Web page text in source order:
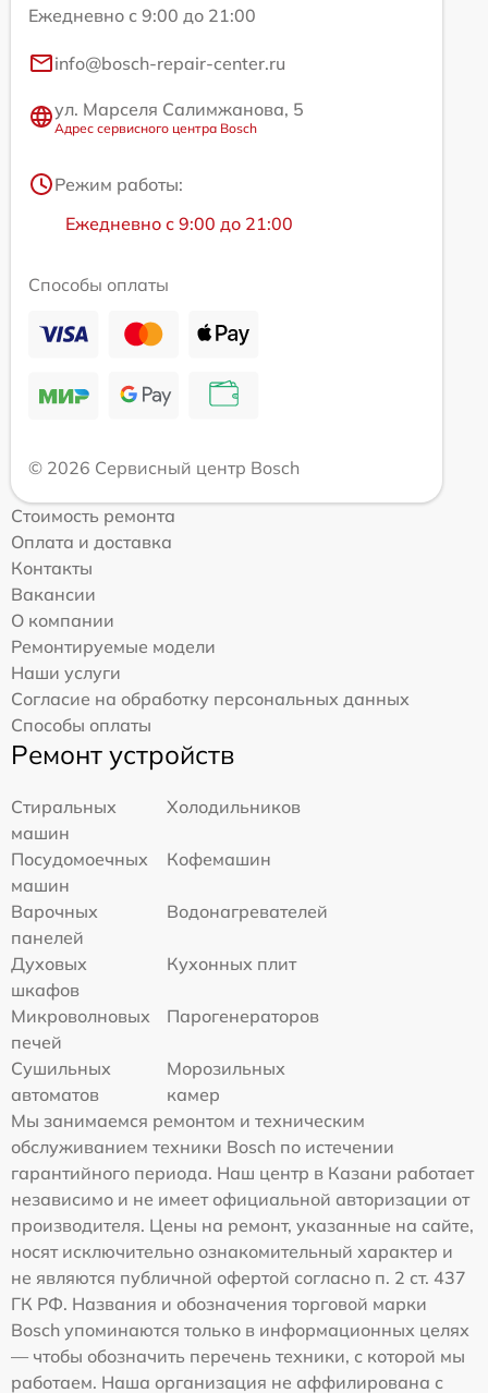
Ежедневно с 9:00 до 21:00
info@bosch-repair-center.ru
ул. Марселя Салимжанова, 5
Адрес сервисного центра Bosch
Режим работы:
Ежедневно с 9:00 до 21:00
Способы оплаты
© 2026 Сервисный центр Bosch
Стоимость ремонта
Оплата и доставка
Контакты
Вакансии
О компании
Ремонтируемые модели
Наши услуги
Согласие на обработку персональных данных
Способы оплаты
Ремонт устройств
Стиральных
машин
Холодильников
Посудомоечных
машин
Кофемашин
Варочных
панелей
Водонагревателей
Духовых
шкафов
Кухонных плит
Микроволновых
печей
Парогенераторов
Сушильных
автоматов
Морозильных
камер
Мы занимаемся ремонтом и техническим
обслуживанием техники Bosch по истечении
гарантийного периода. Наш центр в Казани работает
независимо и не имеет официальной авторизации от
производителя. Цены на ремонт, указанные на сайте,
носят исключительно ознакомительный характер и
не являются публичной офертой согласно п. 2 ст. 437
ГК РФ. Названия и обозначения торговой марки
Bosch упоминаются только в информационных целях
— чтобы обозначить перечень техники, с которой мы
работаем. Наша организация не аффилирована с